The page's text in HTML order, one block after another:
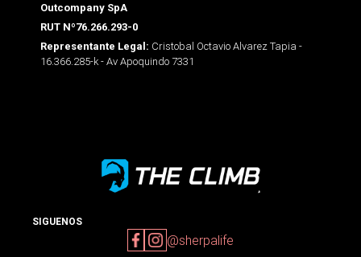
Outcompany SpA
RUT Nº76.266.293-0
Representante Legal: Cristobal Octavio Alvarez Tapia -
16.366.285-k - Av Apoquindo 7331
SIGUENOS
@sherpalife